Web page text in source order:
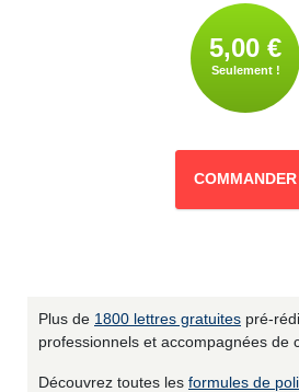
5,00 €
Seulement !
COMMANDER
Plus de 1800 lettres gratuites pré-
professionnels et accompagnées de
Découvrez toutes les formules de